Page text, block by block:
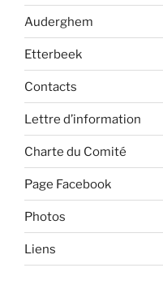
Auderghem
Etterbeek
Contacts
Lettre d’information
Charte du Comité
Page Facebook
Photos
Liens